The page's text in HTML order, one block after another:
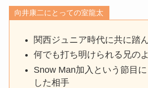
向井康二にとっての室龍太
関西ジュニア時代に共に踏
何でも打ち明けられる兄の
Snow Man加入という節目
した相手